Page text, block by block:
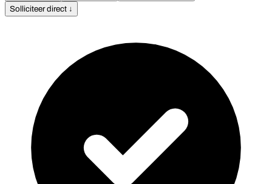
Solliciteer direct ↓